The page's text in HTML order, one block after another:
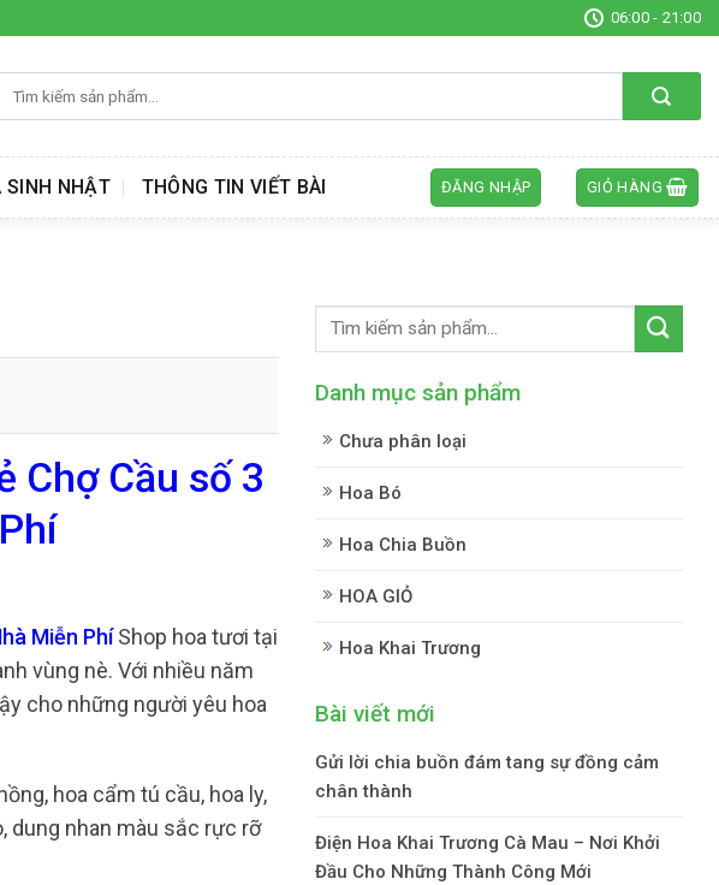
06:00 - 21:00
kiếm:
SINH NHẬT THÔNG TIN VIẾT BÀI ĐĂNG NHẬP GIỎ HÀNG
Chợ Cầu số 3
Miễn PhíShop hoa tươi tại
vùng nè. Với nhiều năm
cho những người yêu hoa
hoa cẩm tú cầu, hoa ly,
dung nhan màu sắc rực rỡ
Danh mục sản phẩm
Chưa phân loại
Hoa Bó
Hoa Chia Buồn
HOA GIỎ
Hoa Khai Trương
Bài viết mới
Gửi lời chia buồn đám tang sự đồng cảm
chân thành
Điện Hoa Khai Trương Cà Mau – Nơi Khởi
Đầu Cho Những Thành Công Mới